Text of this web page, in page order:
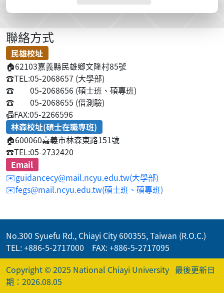
聯絡方式
民雄校址
🏠62103嘉義縣民雄鄉文隆村85號
☎️TEL:05-2068657 (大學部)
☎️ 05-2068656 (碩士班、碩專班)
☎️ 05-2068655 (借測驗)
📠FAX:05-2266596
林森校址(碩士在職專班)
🏠600060嘉義市林森東路151號
☎️TEL:05-2732420
Email
✉️guidancecy@mail.ncyu.edu.tw(大學部)
✉️fegs@mail.ncyu.edu.tw(碩士班、碩專班)
No.300 Syuefu Rd., Chiayi City 600355, Taiwan (R.O.C.)
TEL: +886-5-2717000 FAX: +886-5-2717095
Copyright © 2025 National Chiayi University 最後更新日
期：2026.08.05